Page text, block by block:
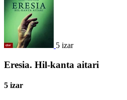
5 izar
Eresia. Hil-kanta aitari
5 izar